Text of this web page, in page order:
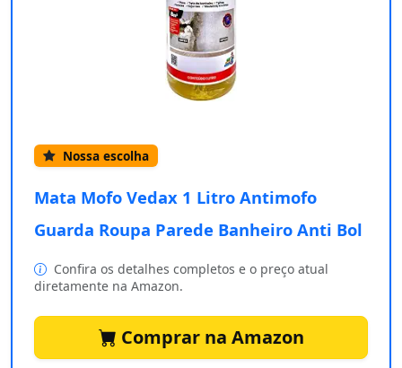
Nossa escolha
Mata Mofo Vedax 1 Litro Antimofo
Guarda Roupa Parede Banheiro Anti Bol
Confira os detalhes completos e o preço atual
diretamente na Amazon.
Comprar na Amazon